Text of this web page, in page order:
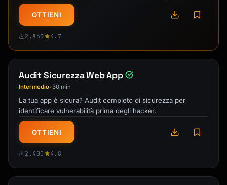
OTTIENI
2.840 4.7
Audit Sicurezza Web App
Intermedio•30 min
La tua app è sicura? Audit completo di sicurezza per
identificare vulnerabilità prima degli hacker.
OTTIENI
2.400 4.8